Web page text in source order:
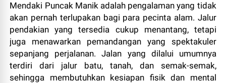
Mendaki Puncak Manik adalah pengalaman yang tidak
akan pernah terlupakan bagi para pecinta alam. Jalur
pendakian yang tersedia cukup menantang, tetapi
juga menawarkan pemandangan yang spektakuler
sepanjang perjalanan. Jalan yang dilalui umumnya
terdiri dari jalur batu, tanah, dan semak-semak,
sehingga membutuhkan kesiapan fisik dan mental